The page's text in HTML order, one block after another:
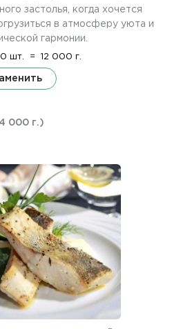
застолья, когда хочется
в атмосферу уюта и
гармонии.
шт. = 12 000 г.
000 г.)